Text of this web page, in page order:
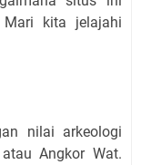
Mari kita jelajahi
nilai arkeologi
Angkor Wat.